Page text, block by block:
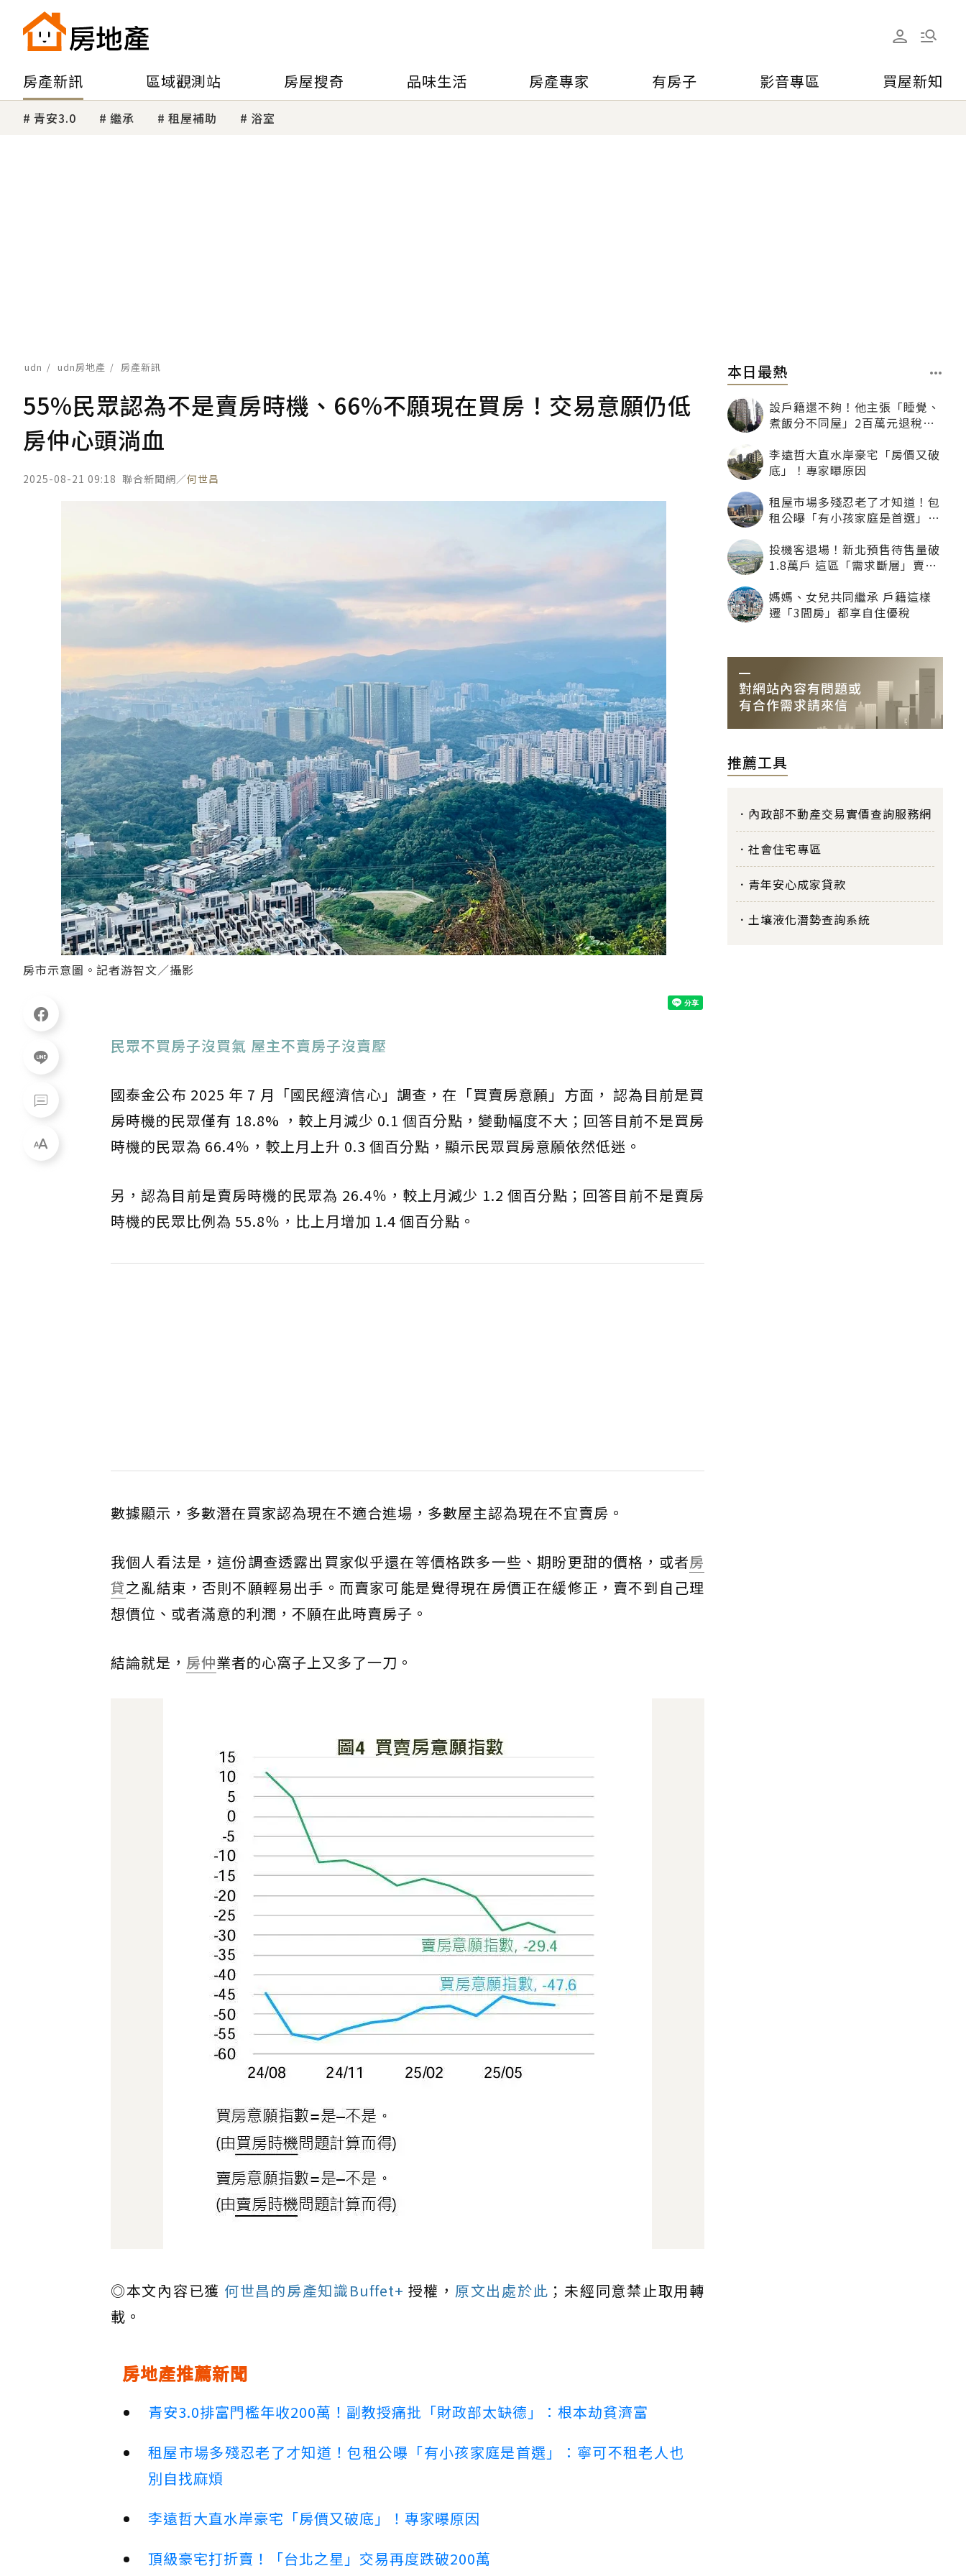
房產新訊 區域觀測站 房屋搜奇 品味生活 房產專家 有房子 影音專區 買屋新知
青安3.0 繼承 租屋補助 浴室
udn udn房地產 房產新訊
55%民眾認為不是賣房時機、66%不願現在買房！交易意願仍低
房仲心頭淌血
2025-08-21 09:18 聯合新聞網／何世昌
房市示意圖。記者游智文／攝影
民眾不買房子沒買氣 屋主不賣房子沒賣壓
國泰金公布 2025 年 7 月「國民經濟信心」調查，在「買賣房意願」方面， 認為目前是買
房時機的民眾僅有 18.8% ，較上月減少 0.1 個百分點，變動幅度不大；回答目前不是買房
時機的民眾為 66.4％，較上月上升 0.3 個百分點，顯示民眾買房意願依然低迷。
另，認為目前是賣房時機的民眾為 26.4％，較上月減少 1.2 個百分點；回答目前不是賣房
時機的民眾比例為 55.8％，比上月增加 1.4 個百分點。
數據顯示，多數潛在買家認為現在不適合進場，多數屋主認為現在不宜賣房。
我個人看法是，這份調查透露出買家似乎還在等價格跌多一些、期盼更甜的價格，或者房
貸之亂結束，否則不願輕易出手。而賣家可能是覺得現在房價正在緩修正，賣不到自己理
想價位、或者滿意的利潤，不願在此時賣房子。
結論就是， 房仲業者的心窩子上又多了一刀。
◎本文內容已獲 何世昌的房產知識Buffet+ 授權， 原文出處於此 ；未經同意禁止取用轉
載。
房地產推薦新聞
青安3.0排富門檻年收200萬！副教授痛批「財政部太缺德」：根本劫貧濟富
租屋市場多殘忍老了才知道！包租公曝「有小孩家庭是首選」：寧可不租老人也
別自找麻煩
李遠哲大直水岸豪宅「房價又破底」！專家曝原因
頂級豪宅打折賣！「台北之星」交易再度跌破200萬
本日最熱
設戶籍還不夠！他主張「睡覺、
煮飯分不同屋」2百萬元退稅照
李遠哲大直水岸豪宅「房價又破
底」！專家曝原因
租屋市場多殘忍老了才知道！包
租公曝「有小孩家庭是首選」：
投機客退場！新北預售待售量破
1.8萬戶 這區「需求斷層」賣壓
媽媽、女兒共同繼承 戶籍這樣
遷「3間房」都享自住優稅
推薦工具
內政部不動產交易實價查詢服務網
社會住宅專區
青年安心成家貸款
土壤液化潛勢查詢系統